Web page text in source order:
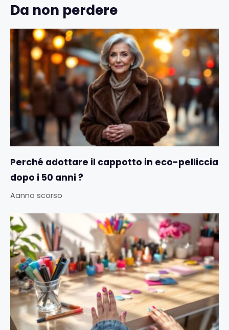
Da non perdere
Perché adottare il cappotto in eco-pelliccia
dopo i 50 anni ?
Aanno scorso